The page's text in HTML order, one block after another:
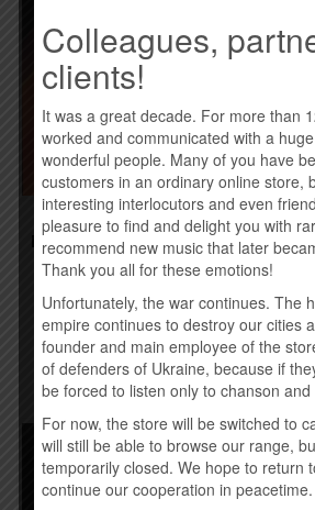
ПЕТР ЧЕРНЯВСКИЙ –
PETER AND THE WOLVES
EP (2015)
250,00 грн.
Купить
Colleagues,
clients!
It was a great decade. For more than
worked and communicated with a
wonderful people. Many of you have
customers in an ordinary online store,
interesting interlocutors and even
pleasure to find and delight you with
recommend new music that later
Thank you all for these emotions!
Unfortunately, the war continues. The
empire continues to destroy our cities
founder and main employee of the
of defenders of Ukraine, because if
be forced to listen only to chanson and
For now, the store will be switched to
will still be able to browse our range,
temporarily closed. We hope to return
continue our cooperation in peacetime.